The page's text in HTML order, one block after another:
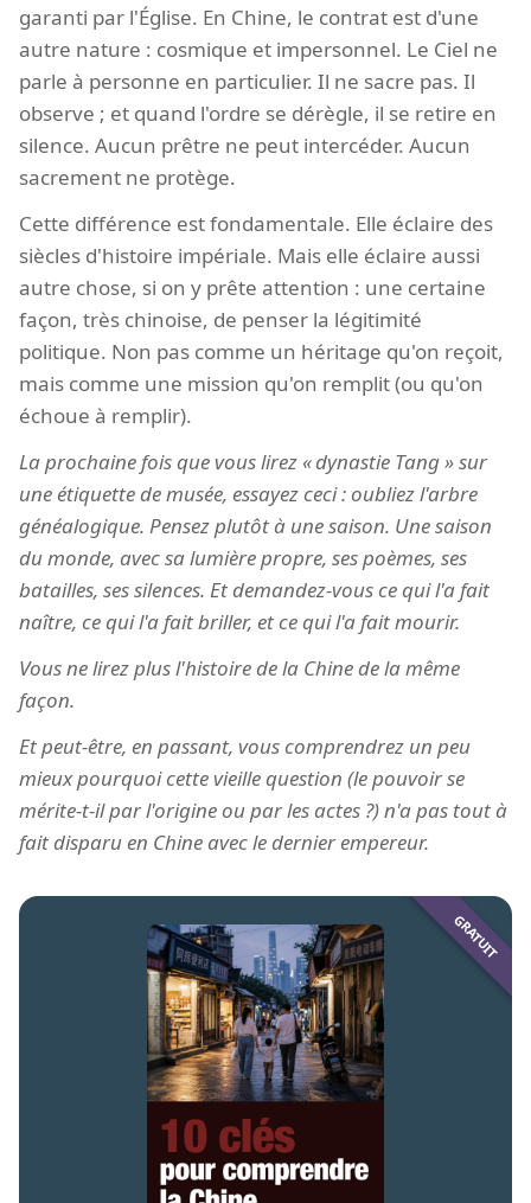
garanti par l'Église. En Chine, le contrat est d'une
autre nature : cosmique et impersonnel. Le Ciel ne
parle à personne en particulier. Il ne sacre pas. Il
observe ; et quand l'ordre se dérègle, il se retire en
silence. Aucun prêtre ne peut intercéder. Aucun
sacrement ne protège.
Cette différence est fondamentale. Elle éclaire des
siècles d'histoire impériale. Mais elle éclaire aussi
autre chose, si on y prête attention : une certaine
façon, très chinoise, de penser la légitimité
politique. Non pas comme un héritage qu'on reçoit,
mais comme une mission qu'on remplit (ou qu'on
échoue à remplir).
La prochaine fois que vous lirez
dynastie Tang sur
une étiquette de musée, essayez ceci : oubliez l'arbre
généalogique. Pensez plutôt à une saison. Une saison
du monde, avec sa lumière propre, ses poèmes, ses
batailles, ses silences. Et demandez-vous ce qui l'a fait
naître, ce qui l'a fait briller, et ce qui l'a fait mourir.
Vous ne lirez plus l'histoire de la Chine de la même
façon.
Et peut-être, en passant, vous comprendrez un peu
mieux pourquoi cette vieille question (le pouvoir se
mérite-t-il par l'origine ou par les actes ?) n'a pas tout à
fait disparu en Chine avec le dernier empereur.